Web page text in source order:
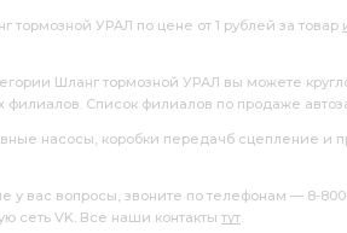
тормозной УРАЛ по цене от 1 рублей за товар
Шланг тормозной УРАЛ вы можете
Список филиалов по продаже
насосы, коробки передачб сцепление и
вас вопросы, звоните по телефонам — 8-800-
сеть VK. Все наши контакты тут.